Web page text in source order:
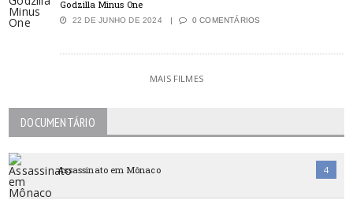
Godzilla Minus One
22 DE JUNHO DE 2024 0 COMENTÁRIOS
MAIS FILMES
DOCUMENTÁRIO
Assassinato em Mônaco 4